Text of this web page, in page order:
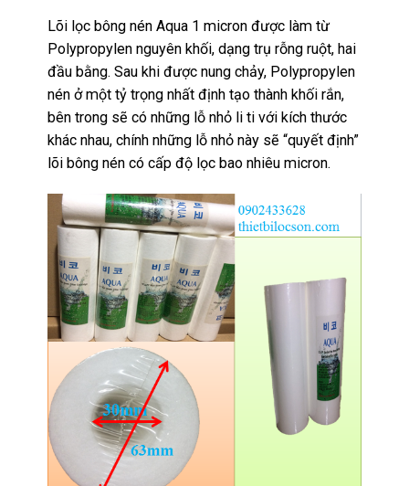
Lõi lọc bông nén Aqua 1 micron được làm từ
Polypropylen nguyên khối, dạng trụ rỗng ruột, hai
đầu bằng. Sau khi được nung chảy, Polypropylen
nén ở một tỷ trọng nhất định tạo thành khối rắn,
bên trong sẽ có những lỗ nhỏ li ti với kích thước
khác nhau, chính những lỗ nhỏ này sẽ “quyết định”
lõi bông nén có cấp độ lọc bao nhiêu micron.